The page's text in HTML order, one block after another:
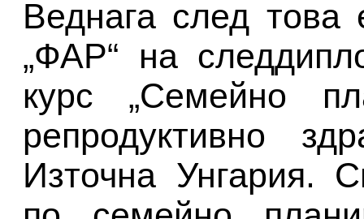
Веднага след това
„ФАР“ на
курс „Семейно
репродуктивно
Източна Унгария.